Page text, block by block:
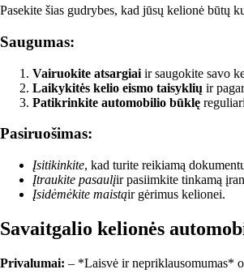
Pasekite šias gudrybes, kad jūsų kelionė būtų
Saugumas:
Vairuokite atsargiai ir saugokite savo
Laikykitės kelio eismo taisyklių ir
Patikrinkite automobilio būklę
Pasiruošimas:
Įsitikinkite, kad turite reikiamą
Įtraukite pasaulįir pasiimkite tinkamą
Įsidėmėkite maistąir gėrimus kelionei.
Savaitgalio kelionės
Privalumai: – *Laisvė ir nepriklausomumas*